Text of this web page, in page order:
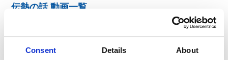
Consent Details About
伝熱の話 動画一覧